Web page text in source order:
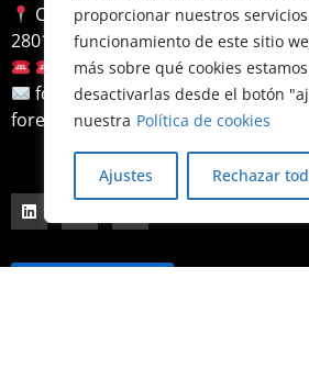
proporcionar nuestros
funcionamiento de este sitio
más sobre qué cookies
desactivarlas desde el botón
nuestra Política de cookies
Ajustes Rechazar
Calle Almagro, 12, 3ª planta
28010 Madrid
+34 91 522 79 46
foretica@foretica.es
foretica@foretica.es